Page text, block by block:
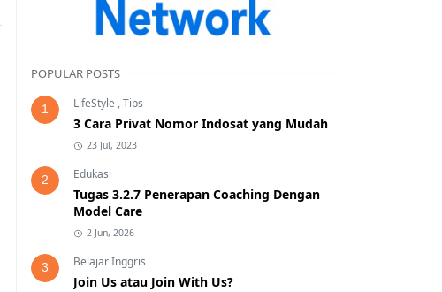
POPULAR POSTS
1 LifeStyle ,Tips
3 Cara Privat Nomor Indosat yang Mudah
23 Jul, 2023
2 Edukasi
Tugas 3.2.7 Penerapan Coaching Dengan
Model Care
2 Jun, 2026
3 Belajar Inggris
Join Us atau Join With Us?